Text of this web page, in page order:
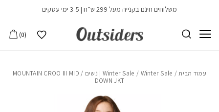
Skip to Contentמשלוחים חינם בקנייה מעל 299 ש”ח | 3-5 ימי עסקים
הרשימה שלי
0
עמוד הבית/
Winter Sale / Winter Sale | נשים
/ MOUNTAIN CROO III MID
DOWN JKT